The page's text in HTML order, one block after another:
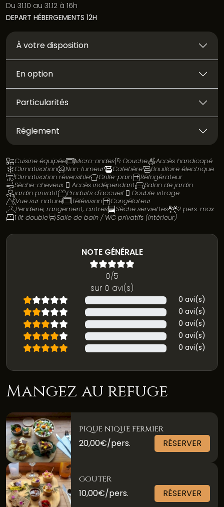
Du 31.10 au 31.12 à 16h
DEPART HÉBERGEMENTS 12H
À votre disposition
En option
Particularités
Réglement
Cuisine équipée Micro-ondes Douche
Accès handicapé
Climatisation
Non-fumeur Cafetière
Bouilloire électrique
Climatisation réversible
Grille-pain
Réfrigérateur
Sèche-cheveux
Accès indépendant
Salon de jardin
jardin privatif
Produits d'accueil
Double vitrage
Vue sur nature
Télévision
Congélateur
Penderie, rangement, cintres
Sèche serviettes
2 pers. max
1 lit double
Salle de bain / WC privatifs (intérieur)
NOTE GÉNÉRALE
0/5
sur 0 avi(s)
0 avi(s)
0 avi(s)
0 avi(s)
0 avi(s)
0 avi(s)
Mangez au refuge
PIQUE NIQUE FERMIER
20,00€/pers. RÉSERVER
GOUTER
10,00€/pers. RÉSERVER